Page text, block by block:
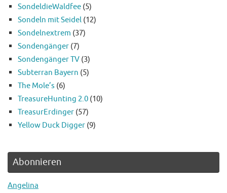
SondeldieWaldfee (5)
Sondeln mit Seidel (12)
Sondelnextrem (37)
Sondengänger (7)
Sondengänger TV (3)
Subterran Bayern (5)
The Mole’s (6)
TreasureHunting 2.0 (10)
TreasurErdinger (57)
Yellow Duck Digger (9)
Abonnieren
Angelina